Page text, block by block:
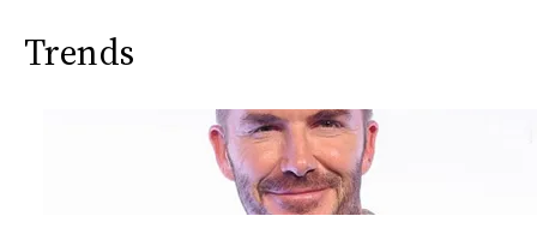
Trends